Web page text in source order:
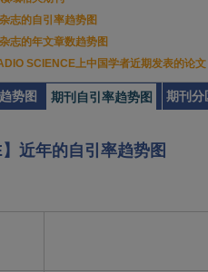
志的自引率趋势图
志的年文章数趋势图
SCIENCE上中国学者近期发表的论文
势图 期刊自引率趋势图 期刊分